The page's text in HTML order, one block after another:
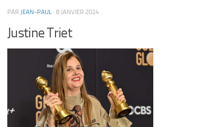
PAR JEAN-PAUL · 8 JANVIER 2024
Justine Triet